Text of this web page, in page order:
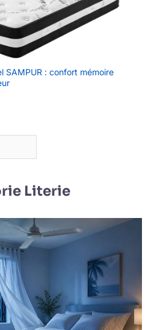
SAMPUR : confort mémoire
Literie